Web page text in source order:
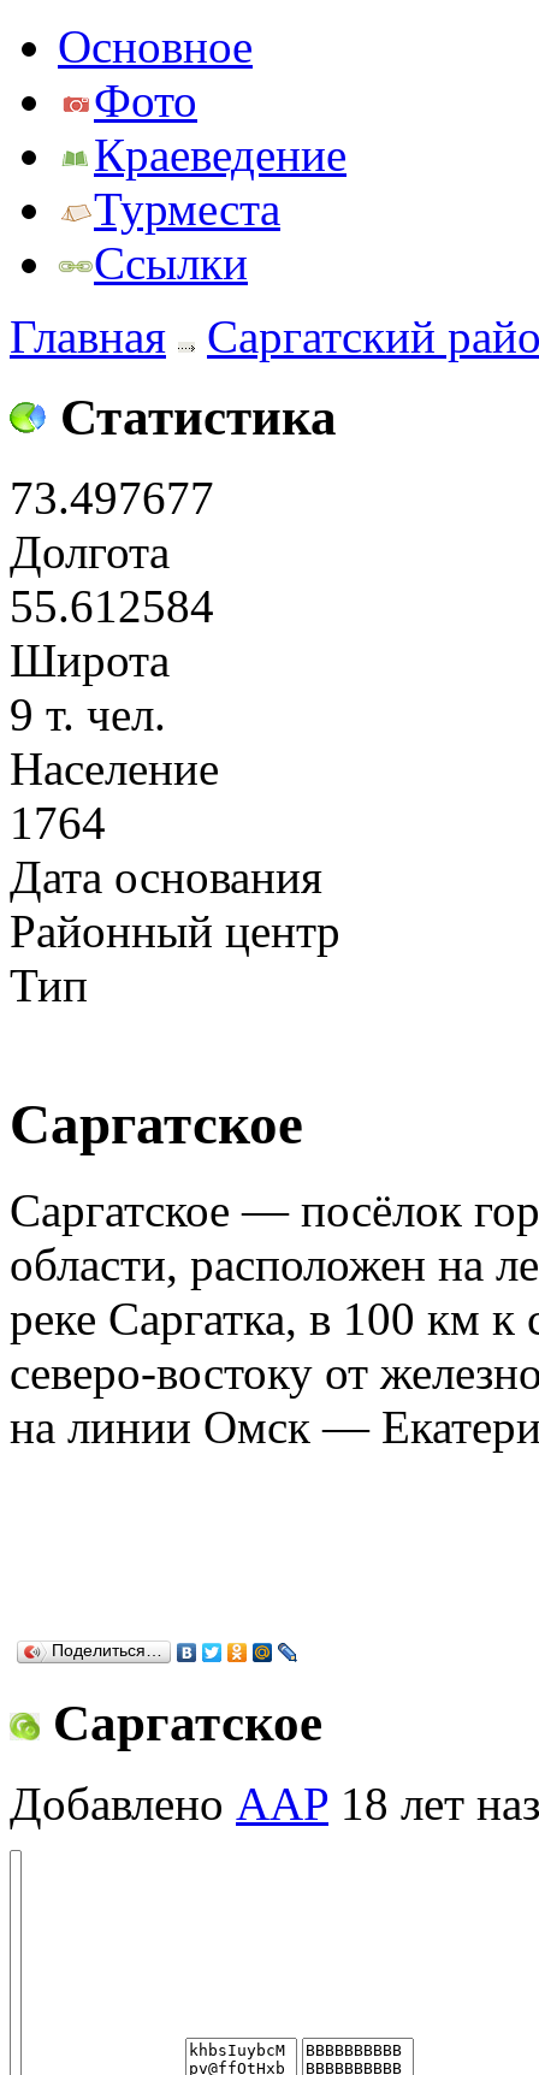
Основное
Фото
Краеведение
Турместа
Ссылки
Главная
Саргатский
Статистика
73.497677
Долгота
55.612584
Широта
9 т. чел.
Население
1764
Дата основания
Районный центр
Тип
Саргатское
Саргатское — посёлок
области, расположен на
реке Саргатка, в 100 км
северо-востоку от
на линии Омск —
Поделиться…
Саргатское
Добавлено AAP 18 лет